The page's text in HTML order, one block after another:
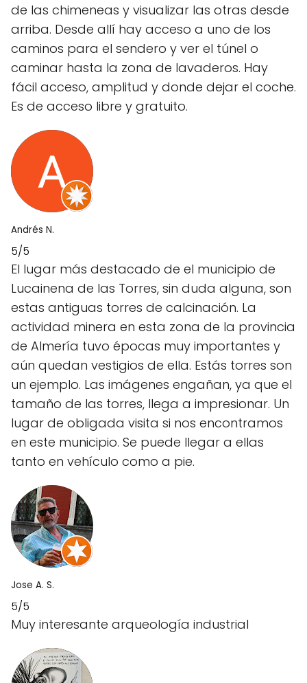
de las chimeneas y visualizar las otras desde
arriba. Desde allí hay acceso a uno de los
caminos para el sendero y ver el túnel o
caminar hasta la zona de lavaderos. Hay
fácil acceso, amplitud y donde dejar el coche.
Es de acceso libre y gratuito.
Andrés N.
5/5
El lugar más destacado de el municipio de
Lucainena de las Torres, sin duda alguna, son
estas antiguas torres de calcinación. La
actividad minera en esta zona de la provincia
de Almería tuvo épocas muy importantes y
aún quedan vestigios de ella. Estás torres son
un ejemplo. Las imágenes engañan, ya que el
tamaño de las torres, llega a impresionar. Un
lugar de obligada visita si nos encontramos
en este municipio. Se puede llegar a ellas
tanto en vehículo como a pie.
Jose A. S.
5/5
Muy interesante arqueología industrial